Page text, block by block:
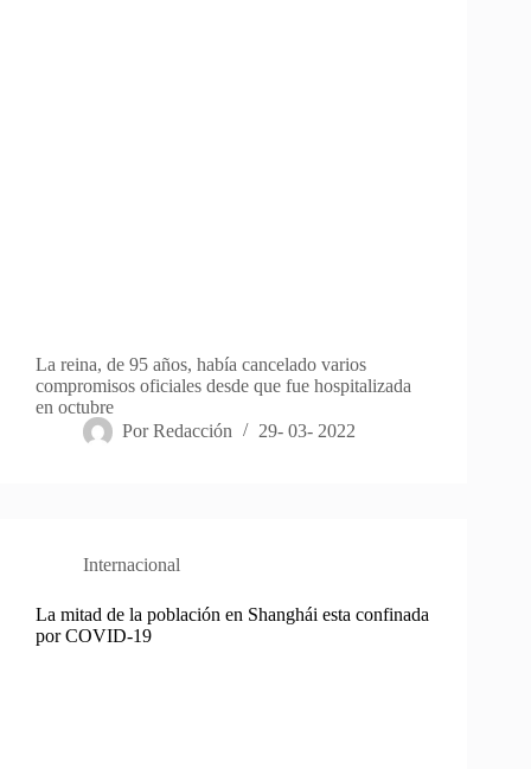
La reina, de 95 años, había cancelado varios
compromisos oficiales desde que fue hospitalizada
en octubre
Por Redacción 29- 03- 2022
Internacional
La mitad de la población en Shanghái esta confinada
por COVID-19